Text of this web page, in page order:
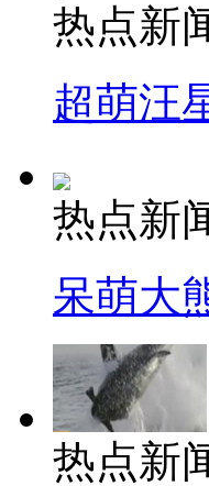
热点新
超萌汪
热点新
呆萌大
热点新